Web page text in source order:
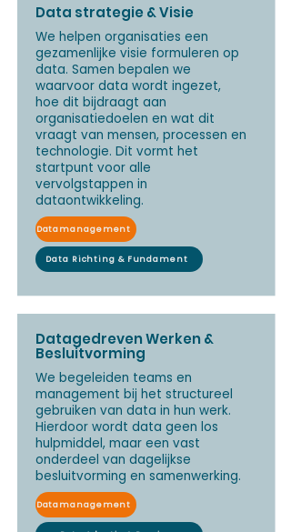
Data strategie & Visie
We helpen organisaties een
gezamenlijke visie formuleren op
data. Samen bepalen we
waarvoor data wordt ingezet,
hoe dit bijdraagt aan
organisatiedoelen en wat dit
vraagt van mensen, processen en
technologie. Dit vormt het
startpunt voor alle
vervolgstappen in
dataontwikkeling.
Datamanagement
Data Richting & Fundament
Datagedreven Werken &
Besluitvorming
We begeleiden teams en
management bij het structureel
gebruiken van data in hun werk.
Hierdoor wordt data geen los
hulpmiddel, maar een vast
onderdeel van dagelijkse
besluitvorming en samenwerking.
Datamanagement